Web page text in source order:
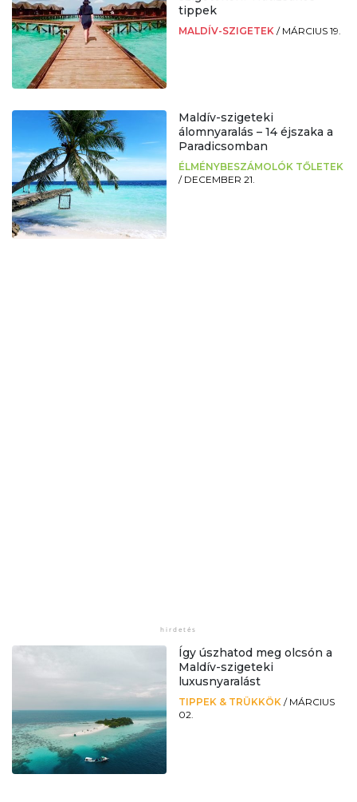
tippek
MALDÍV-SZIGETEK / MÁRCIUS 19.
Maldív-szigeteki
álomnyaralás – 14 éjszaka a
Paradicsomban
ÉLMÉNYBESZÁMOLÓK TŐLETEK
/ DECEMBER 21.
Így úszhatod meg olcsón a
Maldív-szigeteki
luxusnyaralást
TIPPEK & TRÜKKÖK / MÁRCIUS
02.